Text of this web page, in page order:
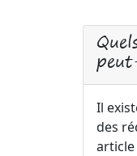
Il
des